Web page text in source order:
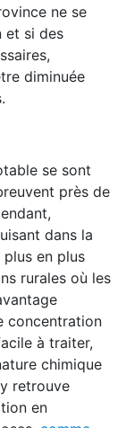
ne se
et si des
diminuée
se sont
près de
dans la
en plus
rurales où les
concentration
à traiter,
chimique
retrouve
en